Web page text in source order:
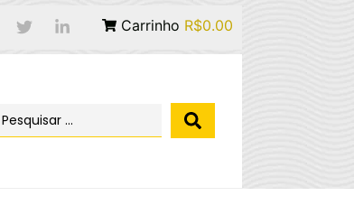
Carrinho R$0.00